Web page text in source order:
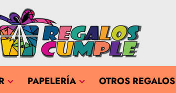
PAPELERÍA OTROS REGALOS